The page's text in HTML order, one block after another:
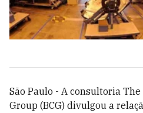
São Paulo - A consultoria
Group (BCG) divulgou a